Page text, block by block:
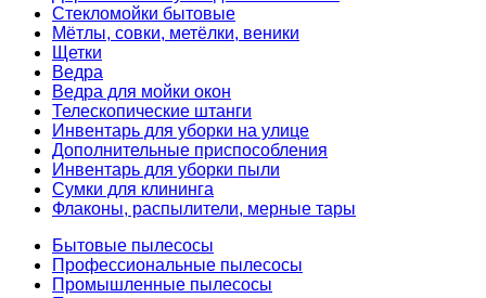
Стекломойки бытовые
Мётлы, совки, метёлки, веники
Щетки
Ведра
Ведра для мойки окон
Телескопические штанги
Инвентарь для уборки на улице
Дополнительные приспособления
Инвентарь для уборки пыли
Сумки для клининга
Флаконы, распылители, мерные тары
Бытовые пылесосы
Профессиональные пылесосы
Промышленные пылесосы